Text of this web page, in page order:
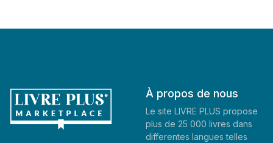
À propos de nous
Le site LIVRE PLUS propose
plus de 25 000 livres dans
differentes langues telles